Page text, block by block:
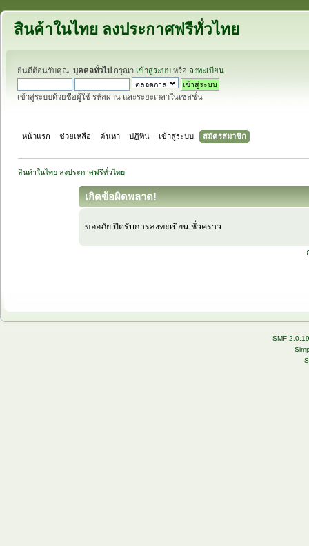
สินค้าในไทย ลงประกาศฟรีทั่วไทย
ยินดีต้อนรับคุณ, บุคคลทั่วไป กรุณา เข้าสู่ระบบ หรือ ลงทะเบียน
เข้าสู่ระบบด้วยชื่อผู้ใช้ รหัสผ่าน และระยะเวลาในเซสชั่น
หน้าแรก ช่วยเหลือ ค้นหา ปฏิทิน เข้าสู่ระบบ สมัครสมาชิก
สินค้าในไทย ลงประกาศฟรีทั่วไทย
เกิดข้อผิดพลาด!
ขออภัย ปิดรับการลงทะเบียน ชั่วคราว
SMF 2.0.19